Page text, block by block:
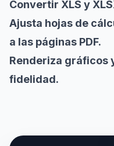
Convertir XLS y
Ajusta hojas de
a las páginas PDF.
Renderiza gráficos
fidelidad.